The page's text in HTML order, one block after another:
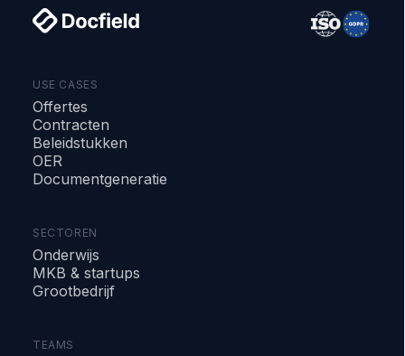
USE CASES
Offertes
Contracten
Beleidstukken
OER
Documentgeneratie
SECTOREN
Onderwijs
MKB & startups
Grootbedrijf
TEAMS